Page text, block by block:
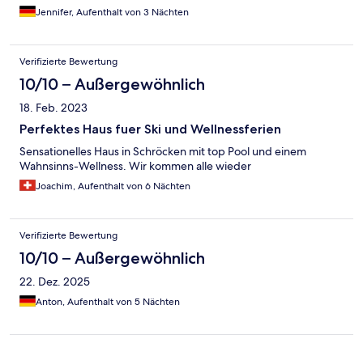
Jennifer, Aufenthalt von 3 Nächten
Verifizierte Bewertung
10/10 – Außergewöhnlich
18. Feb. 2023
Perfektes Haus fuer Ski und Wellnessferien
Sensationelles Haus in Schröcken mit top Pool und einem
Wahnsinns-Wellness. Wir kommen alle wieder
Joachim, Aufenthalt von 6 Nächten
Verifizierte Bewertung
10/10 – Außergewöhnlich
22. Dez. 2025
Anton, Aufenthalt von 5 Nächten